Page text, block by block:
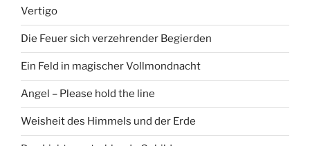
Vertigo
Die Feuer sich verzehrender Begierden
Ein Feld in magischer Vollmondnacht
Angel – Please hold the line
Weisheit des Himmels und der Erde